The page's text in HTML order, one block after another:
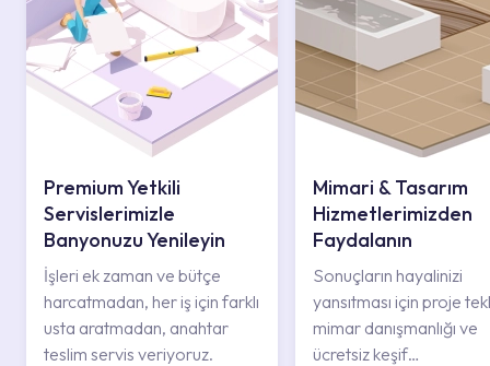
Premium Yetkili
Servislerimizle
Banyonuzu Yenileyin
İşleri ek zaman ve bütçe
harcatmadan, her iş için farklı
usta aratmadan, anahtar
teslim servis veriyoruz.
Mimari & Tasarım
Hizmetlerimizden
Faydalanın
Sonuçların hayalinizi
yansıtması için proje
mimar danışmanlığı ve
ücretsiz keşif